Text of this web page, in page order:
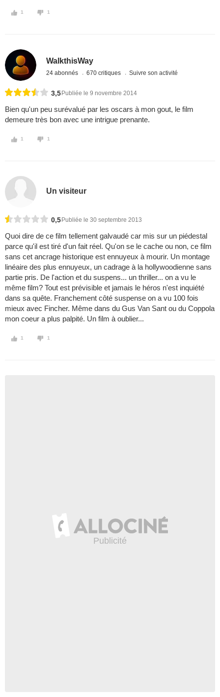
1 1
WalkthisWay
24 abonnés 670 critiques Suivre son activité
3,5 Publiée le 9 novembre 2014
Bien qu'un peu surévalué par les oscars à mon gout, le film
demeure très bon avec une intrigue prenante.
1 1
Un visiteur
0,5 Publiée le 30 septembre 2013
Quoi dire de ce film tellement galvaudé car mis sur un piédestal
parce qu'il est tiré d'un fait réel. Qu'on se le cache ou non, ce film
sans cet ancrage historique est ennuyeux à mourir. Un montage
linéaire des plus ennuyeux, un cadrage à la hollywoodienne sans
partie pris. De l'action et du suspens... un thriller... on a vu le
même film? Tout est prévisible et jamais le héros n'est inquiété
dans sa quête. Franchement côté suspense on a vu 100 fois
mieux avec Fincher. Même dans du Gus Van Sant ou du Coppola
mon coeur a plus palpité. Un film à oublier...
1 1